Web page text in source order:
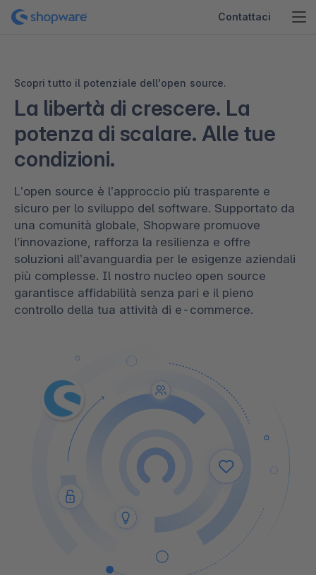
Contattaci
Scopri tutto il potenziale dell'open source.
La libertà di crescere. La
potenza di scalare. Alle tue
condizioni.
L’open source è l’approccio più trasparente e
sicuro per lo sviluppo del software. Supportato da
una comunità globale, Shopware promuove
l’innovazione, rafforza la resilienza e offre
soluzioni all’avanguardia per le esigenze aziendali
più complesse. Il nostro nucleo open source
garantisce affidabilità senza pari e il pieno
controllo della tua attività di e-commerce.